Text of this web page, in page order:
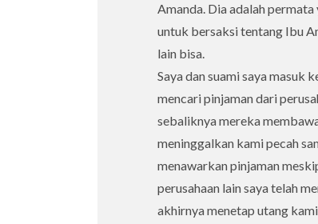
Amanda. Dia adalah permata
untuk bersaksi tentang Ibu
lain bisa.
Saya dan suami saya masuk
mencari pinjaman dari
sebaliknya mereka
meninggalkan kami pecah
menawarkan pinjaman
perusahaan lain saya telah
akhirnya menetap utang